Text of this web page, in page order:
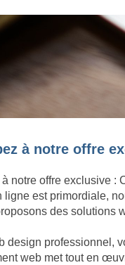
à notre offre
notre offre exclusive :
ligne est primordiale,
des solutions
design professionnel,
web met tout en